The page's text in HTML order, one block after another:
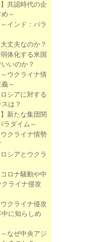
共認時代の企
～
インド：バラ
丈夫なのか？
体化する米国
いのか？
ウクライナ情
～
シアに対する
は？
新たな集団関
ラダイム～
クライナ情勢
シアとウクラ
ロナ騒動や中
ライナ侵攻
クライナ侵攻
に知らしめ
なぜ中央アジ